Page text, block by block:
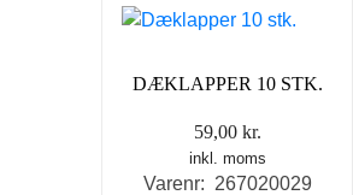
DÆKLAPPER 10 STK.
59,00 kr.
inkl. moms
Varenr: 267020029